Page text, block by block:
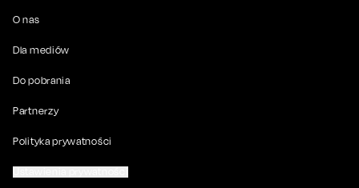
O nas
Dla mediów
Do pobrania
Partnerzy
Polityka prywatności